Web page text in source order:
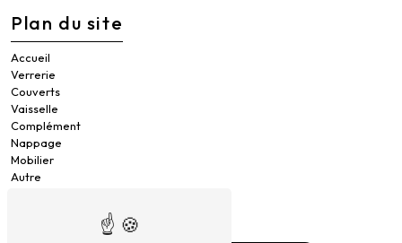
Plan du site
Accueil
Verrerie
Couverts
Vaisselle
Complément
Nappage
Mobilier
Autre